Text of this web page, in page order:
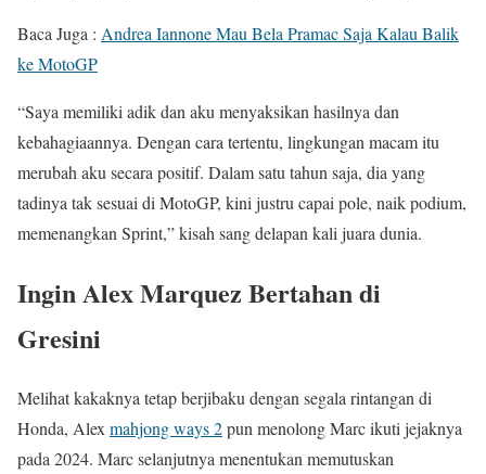
Baca Juga : Andrea Iannone Mau Bela Pramac Saja Kalau Balik
ke MotoGP
“Saya memiliki adik dan aku menyaksikan hasilnya dan
kebahagiaannya. Dengan cara tertentu, lingkungan macam itu
merubah aku secara positif. Dalam satu tahun saja, dia yang
tadinya tak sesuai di MotoGP, kini justru capai pole, naik podium,
memenangkan Sprint,” kisah sang delapan kali juara dunia.
Ingin Alex Marquez Bertahan di
Gresini
Melihat kakaknya tetap berjibaku dengan segala rintangan di
Honda, Alex mahjong ways 2pun menolong Marc ikuti jejaknya
pada 2024. Marc selanjutnya menentukan memutuskan